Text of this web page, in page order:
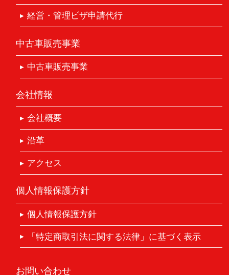
経営・管理ビザ申請代行
中古車販売事業
中古車販売事業
会社情報
会社概要
沿革
アクセス
個人情報保護方針
個人情報保護方針
「特定商取引法に関する法律」に基づく表示
お問い合わせ